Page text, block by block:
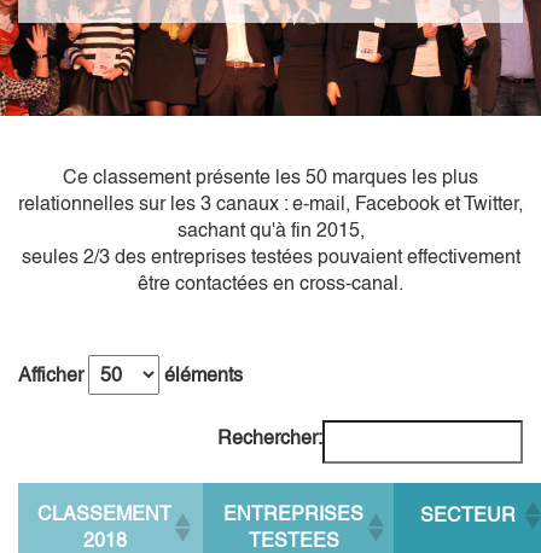
Ce classement présente les 50 marques les plus
relationnelles sur les 3 canaux : e-mail, Facebook et Twitter,
sachant qu'à fin 2015,
seules 2/3 des entreprises testées pouvaient effectivement
être contactées en cross-canal.
Afficher éléments
Rechercher:
CLASSEMENT
2018
ENTREPRISES
TESTEES
SECTEUR